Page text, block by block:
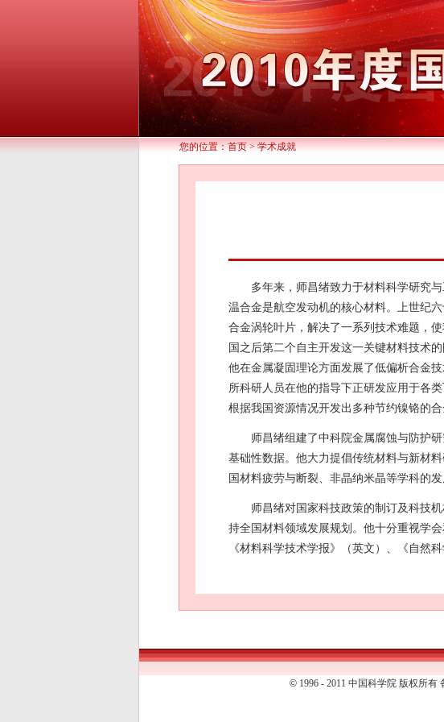
您的位置：首页>学术成就
多年来，师昌绪致力于材料科学研究
温合金是航空发动机的核心材料。上世纪
合金涡轮叶片，解决了一系列技术难题，
国之后第二个自主开发这一关键材料技术
他在金属凝固理论方面发展了低偏析合金
所科研人员在他的指导下正研发应用于各
根据我国资源情况开发出多种节约镍铬的
师昌绪组建了中科院金属腐蚀与防护
基础性数据。他大力提倡传统材料与新材
国材料疲劳与断裂、非晶纳米晶等学科的
师昌绪对国家科技政策的制订及科技
持全国材料领域发展规划。他十分重视学
《材料科学技术学报》（英文）、《自然
©1996 - 2011 中国科学院 版权所有